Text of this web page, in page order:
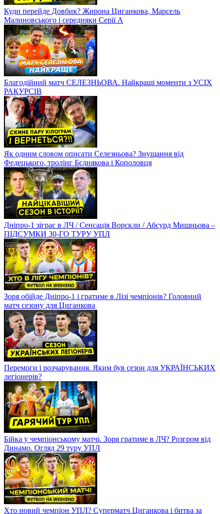
Куди перейде Довбик? Жирона Циганкова, Марсель
Малиновського і середняки Серії А
Благодійний матч СЕЛЕЗНЬОВА. Найкращі моменти з УСІХ
РАКУРСІВ
Як одним словом описати Селезньова? Знущання від
Федецького, тролінг Бєднякова і Кополовця
Дніпро-1 зіграє в ЛЧ / Сенсація Ворскли / Абсурд Мишньова –
ПІДСУМКИ 30-ГО ТУРУ УПЛ
Зоря обійде Дніпро-1 і гратиме в Лізі чемпіонів? Головний
матч сезону для Циганкова
Перемоги і розчарування. Яким був сезон для УКРАЇНСЬКИХ
легіонерів?
Бійка у чемпіонському матчі. Зоря гратиме в ЛЧ? Розгром від
Динамо. Огляд 29 туру УПЛ
Хто новий чемпіон УПЛ? Суперматч Циганкова і битва за